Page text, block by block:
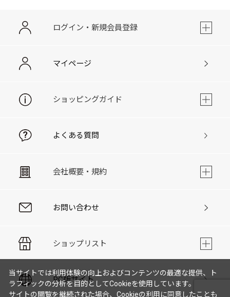
ログイン・新規会員登録
マイページ
ショッピングガイド
よくある質問
会社概要・規約
お問い合わせ
ショップリスト
PC版サイト
当サイトでは利用体験の向上およびコンテンツの最適な提供、ト
ラフィックの分析を目的としてCookieを使用しています。
サイトの閲覧を継続された場合、Cookieの利用に同意したことも